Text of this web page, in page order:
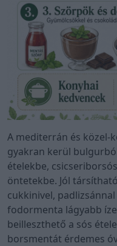
A mediterrán és közel-
gyakran kerül
ételekbe,
öntetekbe. Jól
cukkinivel,
fodormenta lágyabb
beilleszthető a sós
borsmentát érdemes